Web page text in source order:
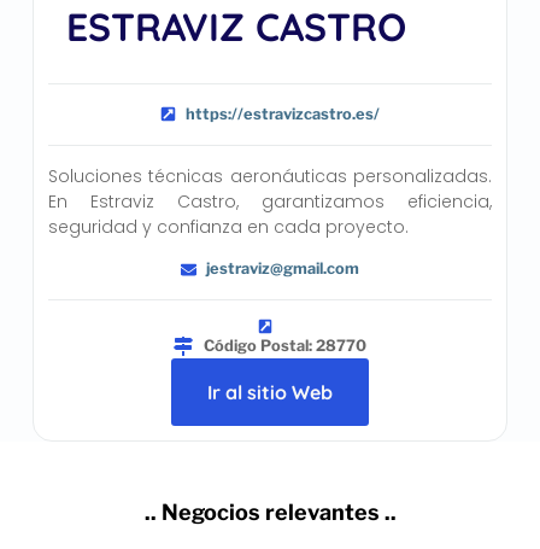
ESTRAVIZ CASTRO
https://estravizcastro.es/
Soluciones técnicas aeronáuticas personalizadas.
En Estraviz Castro, garantizamos eficiencia,
seguridad y confianza en cada proyecto.
jestraviz@gmail.com
Código Postal: 28770
Ir al sitio Web
.. Negocios relevantes ..